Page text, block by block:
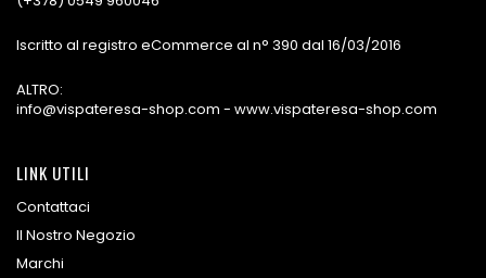
Iscritto al registro eCommerce al n° 390 dal 16/03/2016
ALTRO:
info@vispateresa-shop.com - www.vispateresa-shop.com
LINK UTILI
Contattaci
Il Nostro Negozio
Marchi